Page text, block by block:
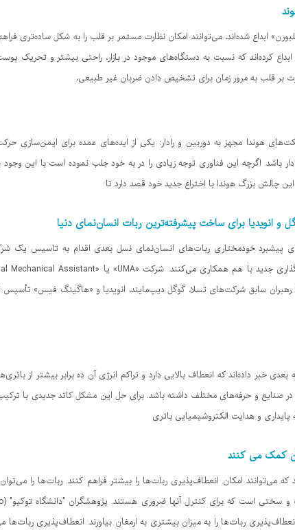
ابداع شده‌اند، می‌توانند امکان نظارت مستمر بر قلب را به شکل ساده‌تری
کرده‌اند که نسبت به دستگاه‌های موجود در بازار، راحتی بیشتر و تحریک
بر قلب به مرور زمان برای تشخیص دادن ضربان غیر طبیعی،
هوندا مجهز به دوربین و رادار: یکی از ایده‌های عمده برای ایمن‌سازی
باشد. اگرچه این فناوری توجه زیادی را در به خود جلب نموده است با این وجود
چالش بزرگ هوندا با اختراع جدید خود قصد دارد تا
برای ساخت پیشرفته‌ترین ربات انسان‌نمای دنیا
پیشبرد خودمختاری ربات‌های انسان‌نمای نسل بعدی اقدام به تاسیس یک
سابق شرکت‌های تسلا، گوگل دیپ‌مایند، انویدیا و «هاگینگ فیس» تأسیس
بعدی خبر داده‌اند که انعطاف بالایی دارد و تراکم انرژی آن ده برابر بیشتر از
در صنایع و حرفه‌های مختلف داشته باشد. برای حل این مشکل کاتد جدیدی با
و هدایت الکتروشیمیایی باتری
کمک می کنند
که می‌توانند امکان انعطاف‌پذیری ربات‌ها را بیشتر فراهم کنند. ربات‌ها را
ربات‌ها را به میزان بیشتری به ارمغان بیاورند. انعطاف‌پذیری